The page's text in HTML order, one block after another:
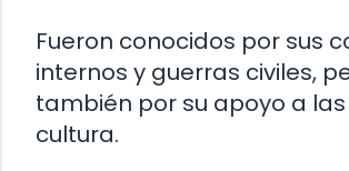
Fueron conocidos por sus
internos y guerras civiles,
también por su apoyo a
cultura.